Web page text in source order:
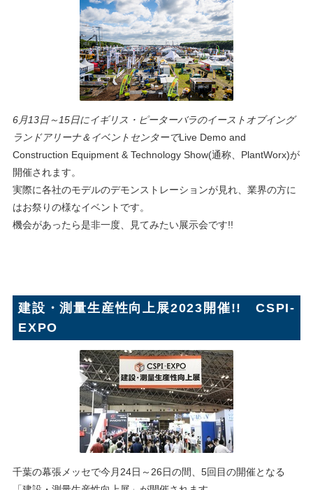
6月13日～15日にイギリス・ピーターバラのイーストオブイング
ランドアリーナ＆イベントセンターでLive Demo and
Construction Equipment & Technology Show(通称、PlantWorx)が
開催されます。
実際に各社のモデルのデモンストレーションが見れ、業界の方に
はお祭りの様なイベントです。
機会があったら是非一度、見てみたい展示会です!!
建設・測量生産性向上展2023開催!! CSPI-
EXPO
千葉の幕張メッセで今月24日～26日の間、5回目の開催となる